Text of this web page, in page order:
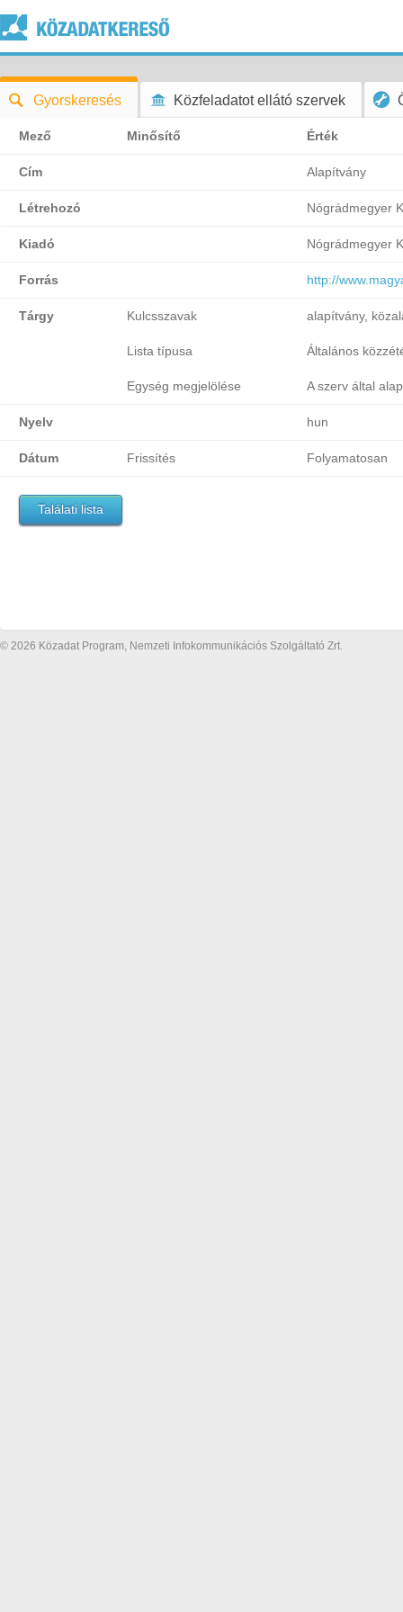
Gyorskeresés Közfeladatot ellátó szervek
Mező Minősítő Érték
Cím Alapítvány
Létrehozó Nógrádmegyer
Kiadó Nógrádmegyer
Forrás http://
Tárgy Kulcsszavak alapítvány,
Lista típusa Általános
Egység megjelölése A szerv által
Nyelv hun
Dátum Frissítés Folyamatosan
Találati lista
© 2026 Közadat Program, Nemzeti Infokommunikációs Szolgáltató Zrt.